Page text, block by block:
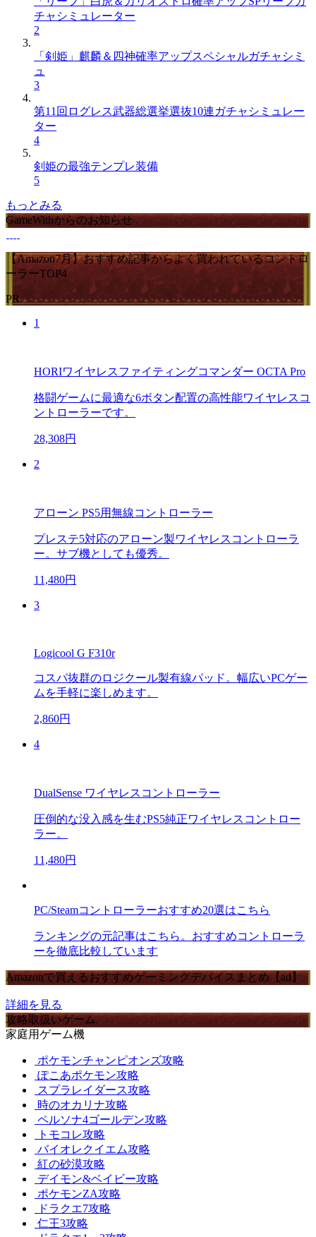
チャシミュレーター
2
「剣姫」麒麟＆四神確率アップスペシャルガチャシミ
ュ
3
第11回ログレス武器総選挙選抜10連ガチャシミュレー
ター
4
剣姫の最強テンプレ装備
5
もっとみる
GameWithからのお知らせ
【Amazon7月】おすすめ記事からよく買われているコントロ
ーラーTOP4
PR
1
HORIワイヤレスファイティングコマンダー OCTA Pro
格闘ゲームに最適な6ボタン配置の高性能ワイヤレスコ
ントローラーです。
28,308円
2
アローン PS5用無線コントローラー
プレステ5対応のアローン製ワイヤレスコントローラ
ー。サブ機としても優秀。
11,480円
3
Logicool G F310r
コスパ抜群のロジクール製有線パッド。幅広いPCゲー
ムを手軽に楽しめます。
2,860円
4
DualSense ワイヤレスコントローラー
圧倒的な没入感を生むPS5純正ワイヤレスコントロー
ラー。
11,480円
PC/Steamコントローラーおすすめ20選はこちら
ランキングの元記事はこちら。おすすめコントローラ
ーを徹底比較しています
Amazonで買えるおすすめゲーミングデバイスまとめ【ad】
詳細を見る
攻略取扱いゲーム
家庭用ゲーム機
ポケモンチャンピオンズ攻略
ぽこあポケモン攻略
スプラレイダース攻略
時のオカリナ攻略
ペルソナ4ゴールデン攻略
トモコレ攻略
バイオレクイエム攻略
紅の砂漠攻略
デイモン&ベイビー攻略
ポケモンZA攻略
ドラクエ7攻略
仁王3攻略